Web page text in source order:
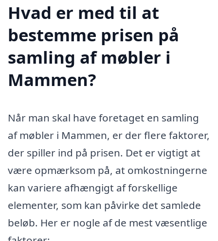
Hvad er med til at
bestemme prisen på
samling af møbler i
Mammen?
Når man skal have foretaget en samling
af møbler i Mammen, er der flere faktorer,
der spiller ind på prisen. Det er vigtigt at
være opmærksom på, at omkostningerne
kan variere afhængigt af forskellige
elementer, som kan påvirke det samlede
beløb. Her er nogle af de mest væsentlige